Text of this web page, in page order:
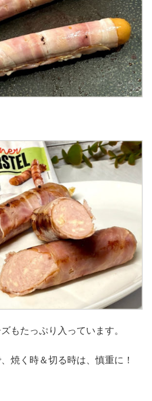
もたっぷり入っています。
焼く時＆切る時は、慎重に！